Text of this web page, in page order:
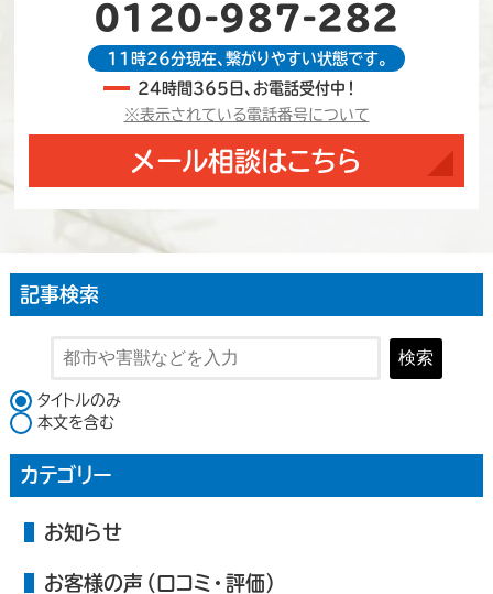
0120-987-282
11時26分現在、繋がりやすい状態です。
24時間365日、お電話受付中！
※表示されている電話番号について
メール相談はこちら
記事検索
検索
検索対象
タイトルのみ
本文を含む
カテゴリー
お知らせ
お客様の声（口コミ・評価）